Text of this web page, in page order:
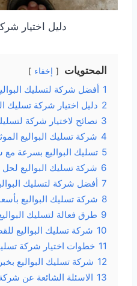
دليل اختيار
المحتويات إخفاء
1 أفضل شركة لتسليك
2 دليل اختيار شركة تسليك
3 نصائح لاختيار شركة
4 شركة تسليك البواليع
5 تسليك البواليع بسرعة
6 شركة تسليك البواليع
7 أفضل شركة لتسليك
8 شركة تسليك البواليع
9 طرق فعالة لتسليك
10 شركة تسليك البواليع
11 خطوات اختيار شركة
12 شركة تسليك البواليع
13 الاسئلة الشائعة عن